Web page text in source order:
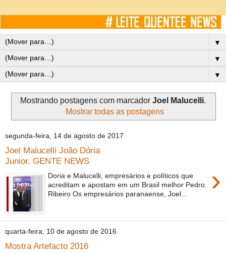
▼
▼
▼
Mostrando postagens com marcador Joel Malucelli.
Mostrar todas as postagens
segunda-feira, 14 de agosto de 2017
Joel Malucelli João Dória
Junior. GENTE NEWS
›
Doria e Malucelli, empresários e políticos que
acreditam e apostam em um Brasil melhor Pedro
Ribeiro Os empresários paranaense, Joel...
quarta-feira, 10 de agosto de 2016
Mostra Artefacto 2016